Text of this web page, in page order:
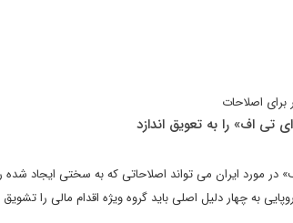
برای اصلاحات
تی اف» را به تعویق اندازد
در مورد ایران می تواند اصلاحاتی که به سختی ایجاد
به چهار دلیل اصلی باید گروه ویژه اقدام مالی را